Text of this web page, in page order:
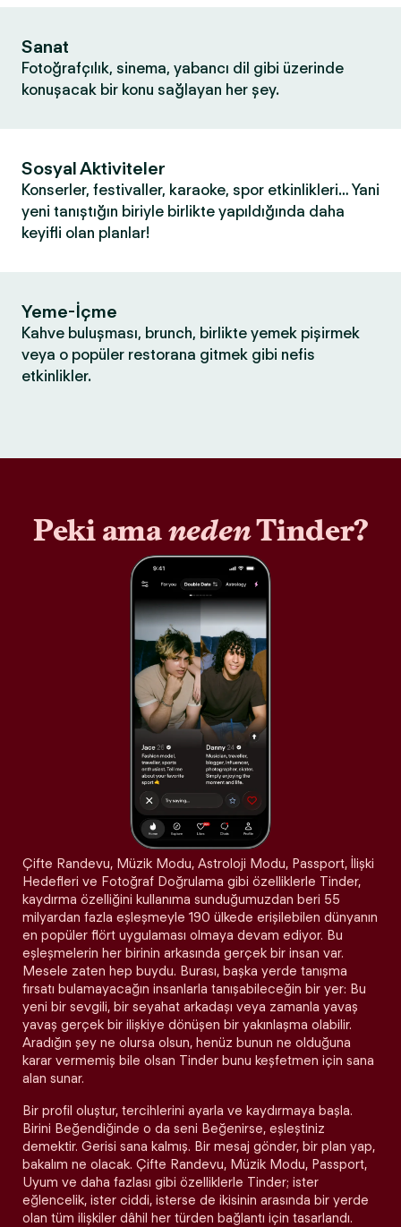
Sanat
Fotoğrafçılık, sinema, yabancı dil gibi üzerinde
konuşacak bir konu sağlayan her şey.
Sosyal Aktiviteler
Konserler, festivaller, karaoke, spor etkinlikleri… Yani
yeni tanıştığın biriyle birlikte yapıldığında daha
keyifli olan planlar!
Yeme-İçme
Kahve buluşması, brunch, birlikte yemek pişirmek
veya o popüler restorana gitmek gibi nefis
etkinlikler.
Peki amanedenTinder?
Çifte Randevu, Müzik Modu, Astroloji Modu, Passport, İlişki
Hedefleri ve Fotoğraf Doğrulama gibi özelliklerle Tinder,
kaydırma özelliğini kullanıma sunduğumuzdan beri 55
milyardan fazla eşleşmeyle 190 ülkede erişilebilen dünyanın
en popüler flört uygulaması olmaya devam ediyor. Bu
eşleşmelerin her birinin arkasında gerçek bir insan var.
Mesele zaten hep buydu. Burası, başka yerde tanışma
fırsatı bulamayacağın insanlarla tanışabileceğin bir yer: Bu
yeni bir sevgili, bir seyahat arkadaşı veya zamanla yavaş
yavaş gerçek bir ilişkiye dönüşen bir yakınlaşma olabilir.
Aradığın şey ne olursa olsun, henüz bunun ne olduğuna
karar vermemiş bile olsan Tinder bunu keşfetmen için sana
alan sunar.
Bir profil oluştur, tercihlerini ayarla ve kaydırmaya başla.
Birini Beğendiğinde o da seni Beğenirse, eşleştiniz
demektir. Gerisi sana kalmış. Bir mesaj gönder, bir plan yap,
bakalım ne olacak. Çifte Randevu, Müzik Modu, Passport,
Uyum ve daha fazlası gibi özelliklerle Tinder; ister
eğlencelik, ister ciddi, isterse de ikisinin arasında bir yerde
olan tüm ilişkiler dâhil her türden bağlantı için tasarlandı.